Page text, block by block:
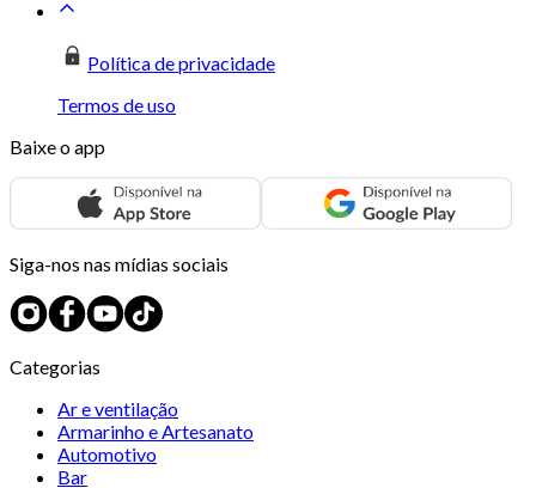
Política de privacidade
Termos de uso
Baixe o app
Siga-nos nas mídias sociais
Categorias
Ar e ventilação
Armarinho e Artesanato
Automotivo
Bar